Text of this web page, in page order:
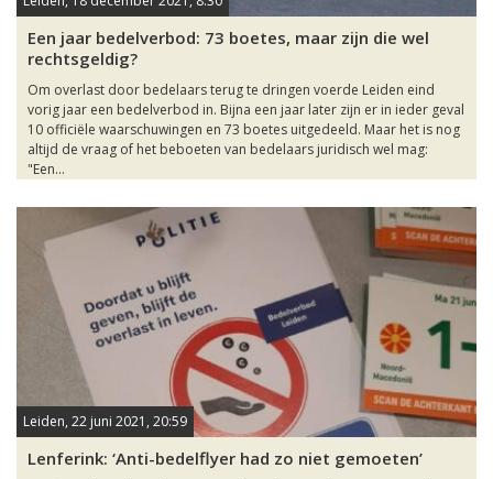
Een jaar bedelverbod: 73 boetes, maar zijn die wel
rechtsgeldig?
Om overlast door bedelaars terug te dringen voerde Leiden eind
vorig jaar een bedelverbod in. Bijna een jaar later zijn er in ieder geval
10 officiële waarschuwingen en 73 boetes uitgedeeld. Maar het is nog
altijd de vraag of het beboeten van bedelaars juridisch wel mag:
"Een...
Leiden, 22 juni 2021, 20:59
Lenferink: ‘Anti-bedelflyer had zo niet gemoeten’